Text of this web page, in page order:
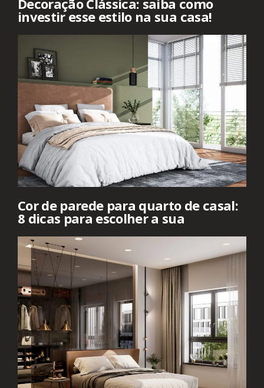
investir esse estilo na sua casa!
Cor de parede para quarto de casal:
8 dicas para escolher a sua